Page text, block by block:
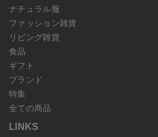
ナチュラル服
ファッション雑貨
リビング雑貨
食品
ギフト
ブランド
特集
全ての商品
LINKS